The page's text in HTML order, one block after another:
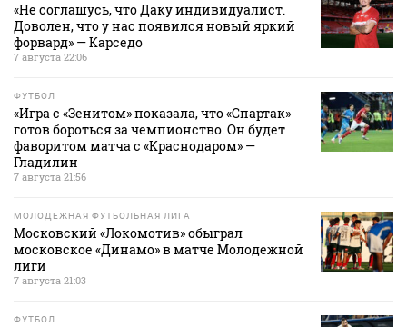
«Не соглашусь, что Даку индивидуалист.
Доволен, что у нас появился новый яркий
форвард» — Карседо
7 августа 22:06
ФУТБОЛ
«Игра с «Зенитом» показала, что «Спартак»
готов бороться за чемпионство. Он будет
фаворитом матча с «Краснодаром» —
Гладилин
7 августа 21:56
МОЛОДЕЖНАЯ ФУТБОЛЬНАЯ ЛИГА
Московский «Локомотив» обыграл
московское «Динамо» в матче Молодежной
лиги
7 августа 21:03
ФУТБОЛ